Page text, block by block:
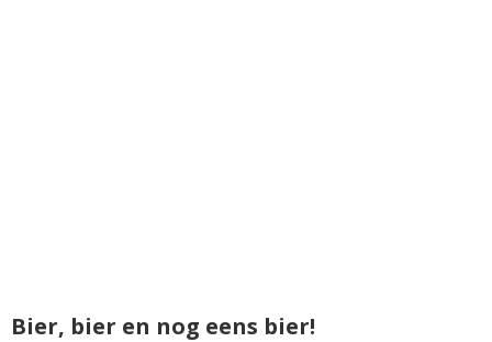
Bier, bier en nog eens bier!